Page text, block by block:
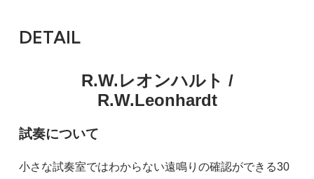
DETAIL
R.W.レオンハルト /
R.W.Leonhardt
試奏について
小さな試奏室ではわからない遠鳴りの確認ができる30